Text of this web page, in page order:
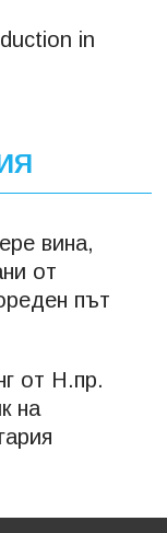
in
вина,
от
път
от Н.пр.
на